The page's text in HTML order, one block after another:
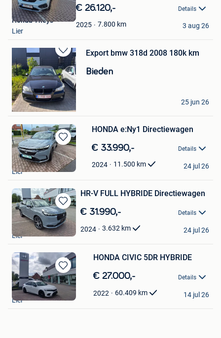
in
Mijn
Favorieten
€ 26.120,- Details
2025 7.800 km
Honda Theys
Lier
3 aug 26
Bewaren
in
Mijn
Favorieten
Export bmw 318d 2008 180k km
Bieden
Lars Theys
Lummen
25 jun 26
Bewaren
in
Mijn
Favorieten
HONDA e:Ny1 Directiewagen
€ 33.990,- Details
2024 11.500 km
Honda Theys
Lier
24 jul 26
Bewaren
in
Mijn
Favorieten
HR-V FULL HYBRIDE Directiewagen
€ 31.990,- Details
2024 3.632 km
Honda Theys
Lier
24 jul 26
Bewaren
in
Mijn
Favorieten
HONDA CIVIC 5DR HYBRIDE
€ 27.000,- Details
2022 60.409 km
Honda Theys
Lier
14 jul 26